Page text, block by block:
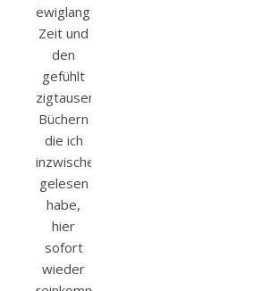
ewiglangen
Zeit und
den
gefühlt
zigtausend
Büchern
die ich
inzwischen
gelesen
habe,
hier
sofort
wieder